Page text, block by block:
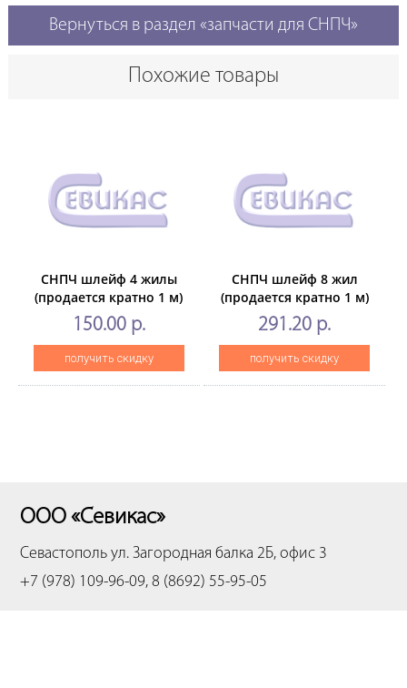
Вернуться в раздел «запчасти для СНПЧ»
Похожие товары
СНПЧ шлейф 4 жилы
(продается кратно 1 м)
150.00 р.
получить скидку
СНПЧ шлейф 8 жил
(продается кратно 1 м)
291.20 р.
получить скидку
ООО «Севикас»
Севастополь ул. Загородная балка 2Б, офис 3
+7 (978) 109-96-09, 8 (8692) 55-95-05